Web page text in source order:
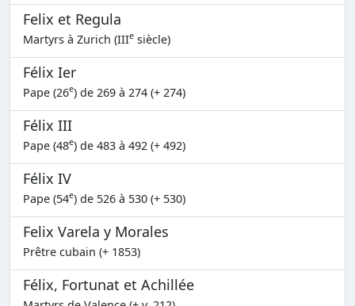
Felix et Regula
Martyrs à Zurich (IIIe siècle)
Félix Ier
Pape (26e) de 269 à 274 (+ 274)
Félix III
Pape (48e) de 483 à 492 (+ 492)
Félix IV
Pape (54e) de 526 à 530 (+ 530)
Felix Varela y Morales
Prêtre cubain (+ 1853)
Félix, Fortunat et Achillée